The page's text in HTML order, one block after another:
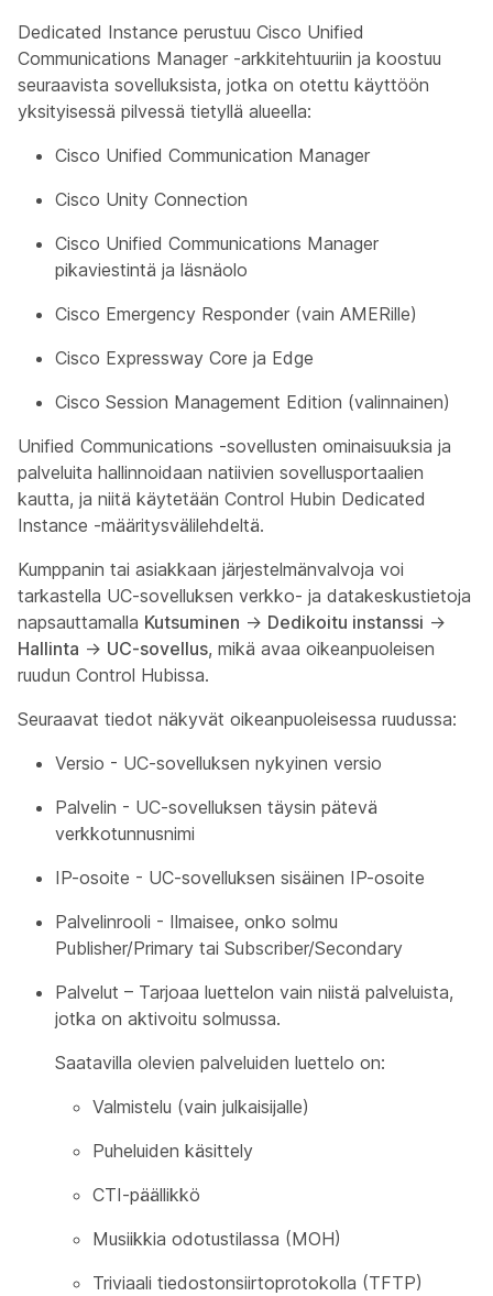
Dedicated Instance perustuu Cisco Unified
Communications Manager -arkkitehtuuriin ja koostuu
seuraavista sovelluksista, jotka on otettu käyttöön
yksityisessä pilvessä tietyllä alueella:
Cisco Unified Communication Manager
Cisco Unity Connection
Cisco Unified Communications Manager
pikaviestintä ja läsnäolo
Cisco Emergency Responder (vain AMERille)
Cisco Expressway Core ja Edge
Cisco Session Management Edition (valinnainen)
Unified Communications -sovellusten ominaisuuksia ja
palveluita hallinnoidaan natiivien sovellusportaalien
kautta, ja niitä käytetään Control Hubin Dedicated
Instance -määritysvälilehdeltä.
Kumppanin tai asiakkaan järjestelmänvalvoja voi
tarkastella UC-sovelluksen verkko- ja datakeskustietoja
napsauttamalla Kutsuminen → Dedikoitu instanssi →
Hallinta → UC-sovellus, mikä avaa oikeanpuoleisen
ruudun Control Hubissa.
Seuraavat tiedot näkyvät oikeanpuoleisessa ruudussa:
Versio - UC-sovelluksen nykyinen versio
Palvelin - UC-sovelluksen täysin pätevä
verkkotunnusnimi
IP-osoite - UC-sovelluksen sisäinen IP-osoite
Palvelinrooli - Ilmaisee, onko solmu
Publisher/Primary tai Subscriber/Secondary
Palvelut – Tarjoaa luettelon vain niistä palveluista,
jotka on aktivoitu solmussa.
Saatavilla olevien palveluiden luettelo on:
Valmistelu (vain julkaisijalle)
Puheluiden käsittely
CTI-päällikkö
Musiikkia odotustilassa (MOH)
Triviaali tiedostonsiirtoprotokolla (TFTP)